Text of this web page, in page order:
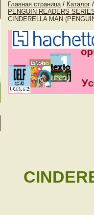
Главная страница / Каталог /
PENGUIN READERS
CINDERELLA MAN